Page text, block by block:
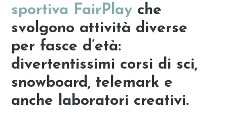
sportiva FairPlay che
svolgono attività diverse
per fasce d’età:
divertentissimi corsi di sci,
snowboard, telemark e
anche laboratori creativi.